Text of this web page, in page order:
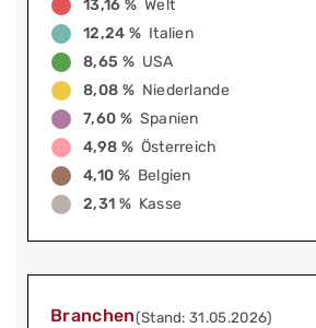
13,16 % Welt
12,24 % Italien
8,65 % USA
8,08 % Niederlande
7,60 % Spanien
4,98 % Österreich
4,10 % Belgien
2,31 % Kasse
Branchen(Stand: 31.05.2026)